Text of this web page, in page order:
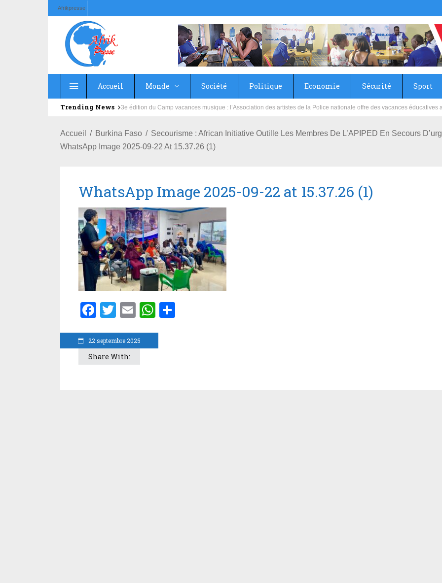
Afrikpresse
Accueil Monde Société Politique Economie Sécurité Sport
Trending News Education : la fédération de la Russie rénove les écoles primaire et collège du Camp Général Aboubacar Sangoulé
Accueil Burkina Faso
Secourisme : African Initiative Outille Les Membres De L’APIPED En Secours
WhatsApp Image 2025-09-22 At 15.37.26 (1)
22 septembre 2025
WhatsApp Image 2025-09-22 at 15.37.26 (1)
Facebook
Twitter
EmailWhatsApp
Share With: